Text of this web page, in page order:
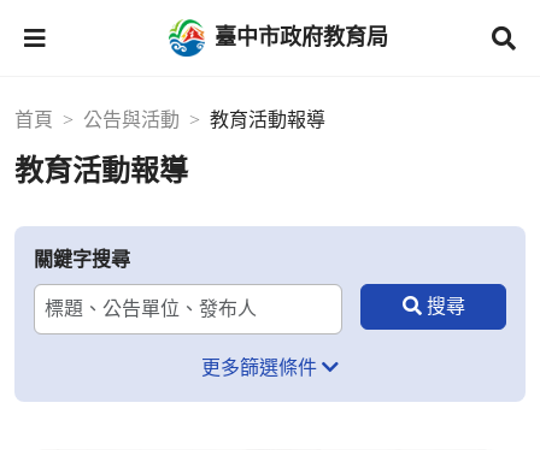
臺中市政府教育局
首頁 公告與活動 教育活動報導
教育活動報導
關鍵字搜尋
更多篩選條件